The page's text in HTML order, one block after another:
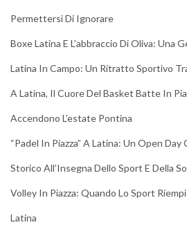
Permettersi Di Ignorare
Boxe Latina E L’abbraccio Di Oliva: Una
Latina In Campo: Un Ritratto Sportivo
A Latina, Il Cuore Del Basket Batte In
Accendono L’estate Pontina
“Padel In Piazza” A Latina: Un Open
Storico All’Insegna Dello Sport E Della
Volley In Piazza: Quando Lo Sport
Latina